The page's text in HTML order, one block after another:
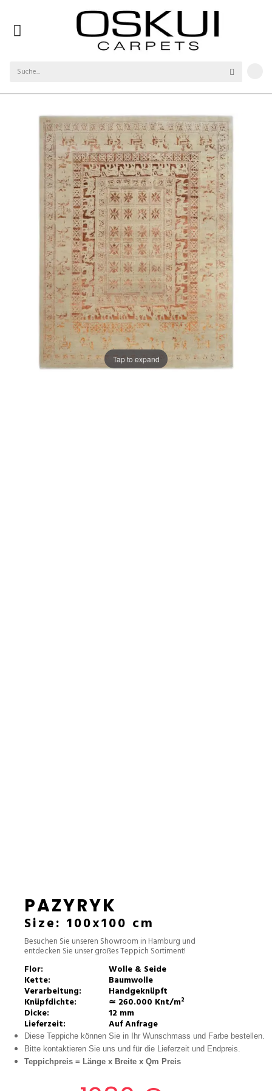
Tap to expand
PAZYRYK
Size: 100x100 cm
Besuchen Sie unseren Showroom in Hamburg und
entdecken Sie unser großes Teppich Sortiment!
Flor: Wolle & Seide
Kette: Baumwolle
Verarbeitung: Handgeknüpft
Knüpfdichte: ≃ 260.000 Knt/m²
Dicke: 12 mm
Lieferzeit: Auf Anfrage
Diese Teppiche können Sie in Ihr Wunschmass und Farbe bestellen.
Bitte kontaktieren Sie uns und für die Lieferzeit und Endpreis.
Teppichpreis = Länge x Breite x Qm Preis